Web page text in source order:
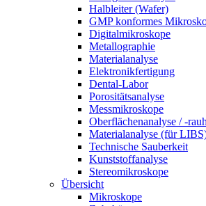
Halbleiter (Wafer)
GMP konformes
Digitalmikroskope
Metallographie
Materialanalyse
Elektronikfertigung
Dental-Labor
Porositätsanalyse
Messmikroskope
Oberflächenanalyse / -
Materialanalyse (für
Technische Sauberkeit
Kunststoffanalyse
Stereomikroskope
Übersicht
Mikroskope